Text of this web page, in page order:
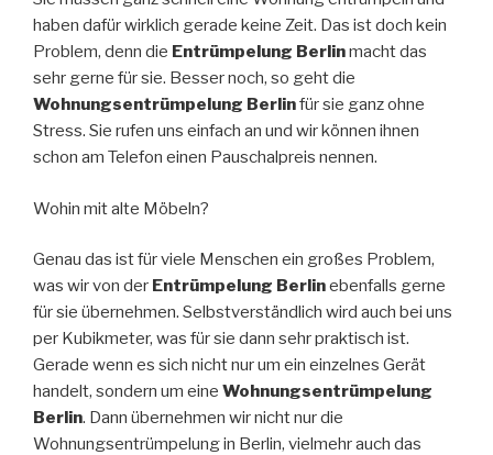
haben dafür wirklich gerade keine Zeit. Das ist doch kein
Problem, denn die Entrümpelung Berlinmacht das
sehr gerne für sie. Besser noch, so geht die
Wohnungsentrümpelung Berlinfür sie ganz ohne
Stress. Sie rufen uns einfach an und wir können ihnen
schon am Telefon einen Pauschalpreis nennen.
Wohin mit alte Möbeln?
Genau das ist für viele Menschen ein großes Problem,
was wir von der Entrümpelung Berlinebenfalls gerne
für sie übernehmen. Selbstverständlich wird auch bei uns
per Kubikmeter, was für sie dann sehr praktisch ist.
Gerade wenn es sich nicht nur um ein einzelnes Gerät
handelt, sondern um eine Wohnungsentrümpelung
Berlin. Dann übernehmen wir nicht nur die
Wohnungsentrümpelung in Berlin, vielmehr auch das